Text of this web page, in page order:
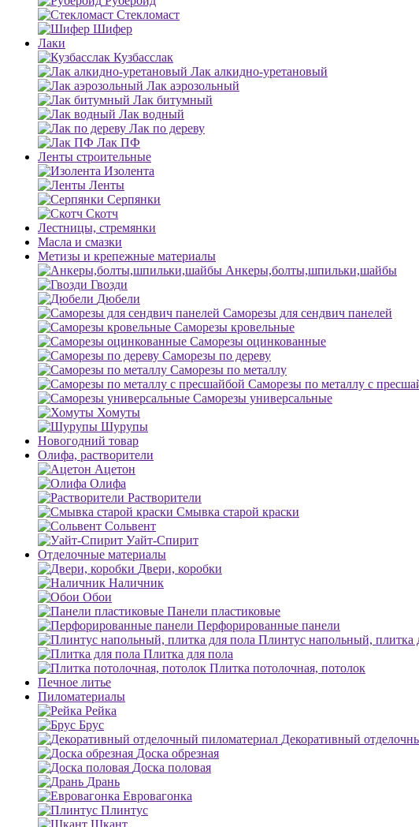
Стекломаст
Шифер
Лаки
Кузбасслак
Лак алкидно-уретановый
Лак аэрозольный
Лак битумный
Лак водный
Лак по дереву
Лак ПФ
Ленты строительные
Изолента
Ленты
Серпянки
Скотч
Лестницы, стремянки
Масла и смазки
Метизы и крепежные материалы
Анкеры,болты,шпильки,шайбы
Гвозди
Дюбели
Саморезы для сендвич панелей
Саморезы кровельные
Саморезы оцинкованные
Саморезы по дереву
Саморезы по металлу
Саморезы по металлу с
Саморезы универсальные
Хомуты
Шурупы
Новогодний товар
Олифа, растворители
Ацетон
Олифа
Растворители
Смывка старой краски
Сольвент
Уайт-Спирит
Отделочные материалы
Двери, коробки
Наличник
Обои
Панели пластиковые
Перфорированные панели
Плинтус напольный, плитка
Плитка для пола
Плитка потолочная, потолок
Печное литье
Пиломатериалы
Рейка
Брус
Декоративный
Доска обрезная
Доска половая
Дрань
Евровагонка
Плинтус
Шкант